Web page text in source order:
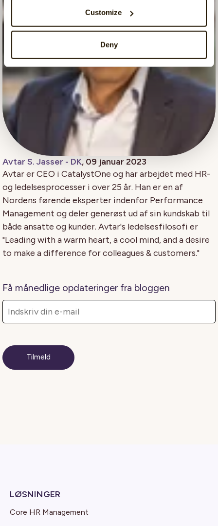
Customize
Deny
Avtar S. Jasser - DK, 09 januar 2023
Avtar er CEO i CatalystOne og har arbejdet med HR-
og ledelsesprocesser i over 25 år. Han er en af
Nordens førende eksperter indenfor Performance
Management og deler generøst ud af sin kundskab til
både ansatte og kunder. Avtar's ledelsesfilosofi er
"Leading with a warm heart, a cool mind, and a desire
to make a difference for colleagues & customers."
Få månedlige opdateringer fra bloggen
LØSNINGER
Core HR Management